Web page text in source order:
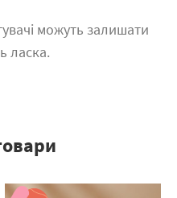
можуть залишати
ласка.